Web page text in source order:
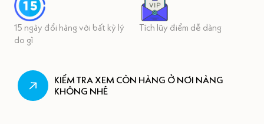
15 ngày đổi hàng với bất kỳ lý
do gì
Tích lũy điểm dễ dàng
KIỂM TRA XEM CÒN HÀNG Ở NƠI NÀNG
KHÔNG NHÉ